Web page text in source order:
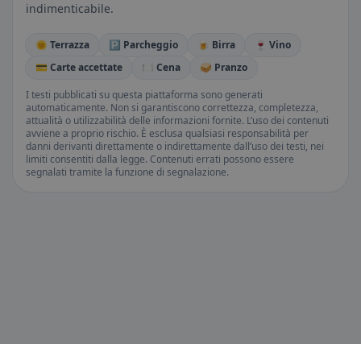
indimenticabile.
🌞 Terrazza 🅿️ Parcheggio 🍺 Birra
🍷 Vino
💳 Carte accettate
🍽️ Cena
🥪 Pranzo
I testi pubblicati su questa piattaforma sono generati
automaticamente. Non si garantiscono correttezza, completezza,
attualità o utilizzabilità delle informazioni fornite. L’uso dei contenuti
avviene a proprio rischio. È esclusa qualsiasi responsabilità per
danni derivanti direttamente o indirettamente dall’uso dei testi, nei
limiti consentiti dalla legge. Contenuti errati possono essere
segnalati tramite la funzione di segnalazione.